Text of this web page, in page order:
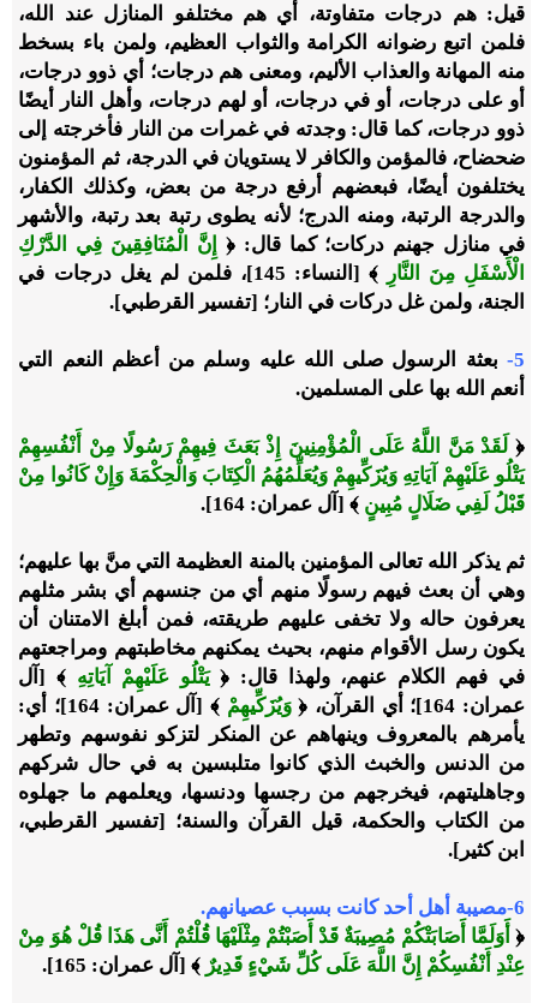
قيل: هم درجات متفاوتة، أي هم مختلفو المنازل عند الله،
فلمن اتبع رضوانه الكرامة والثواب العظيم، ولمن باء بسخط
منه المهانة والعذاب الأليم، ومعنى هم درجات؛ أي ذوو درجات،
أو على درجات، أو في درجات، أو لهم درجات، وأهل النار أيضًا
ذوو درجات، كما قال: وجدته في غمرات من النار فأخرجته إلى
ضحضاح، فالمؤمن والكافر لا يستويان في الدرجة، ثم المؤمنون
يختلفون أيضًا، فبعضهم أرفع درجة من بعض، وكذلك الكفار،
والدرجة الرتبة، ومنه الدرج؛ لأنه يطوى رتبة بعد رتبة، والأشهر
في منازل جهنم دركات؛ كما قال: ﴿ إِنَّ الْمُنَافِقِينَ فِي الدَّرْكِ
الْأَسْفَلِ مِنَ النَّارِ
﴾ [النساء: 145]، فلمن لم يغل درجات في
الجنة، ولمن غل دركات في النار؛ [تفسير القرطبي].
5-
بعثة الرسول صلى الله عليه وسلم من أعظم النعم التي
أنعم الله بها على المسلمين.
﴿ لَقَدْ مَنَّ اللَّهُ عَلَى الْمُؤْمِنِينَ إِذْ بَعَثَ فِيهِمْ رَسُولًا مِنْ أَنْفُسِهِمْ
يَتْلُو عَلَيْهِمْ آيَاتِهِ وَيُزَكِّيهِمْ وَيُعَلِّمُهُمُ الْكِتَابَ وَالْحِكْمَةَ وَإِنْ كَانُوا مِنْ
قَبْلُ لَفِي ضَلَالٍ مُبِينٍ ﴾ [آل عمران: 164].
ثم يذكر الله تعالى المؤمنين بالمنة العظيمة التي منَّ بها عليهم؛
وهي أن بعث فيهم رسولًا منهم أي من جنسهم أي بشر مثلهم
يعرفون حاله ولا تخفى عليهم طريقته، فمن أبلغ الامتنان أن
يكون رسل الأقوام منهم، بحيث يمكنهم مخاطبتهم ومراجعتهم
في فهم الكلام عنهم، ولهذا قال: ﴿يَتْلُو عَلَيْهِمْ آيَاتِهِ ﴾ [آل
عمران: 164]؛ أي القرآن، ﴿
وَيُزَكِّيهِمْ
﴾ [آل عمران: 164]؛ أي:
يأمرهم بالمعروف وينهاهم عن المنكر لتزكو نفوسهم وتطهر
من الدنس والخبث الذي كانوا متلبسين به في حال شركهم
وجاهليتهم، فيخرجهم من رجسها ودنسها، ويعلمهم ما جهلوه
من الكتاب والحكمة، قيل القرآن والسنة؛ [تفسير القرطبي،
ابن كثير].
6-مصيبة أهل أحد كانت بسبب عصيانهم.
﴿ أَوَلَمَّا أَصَابَتْكُمْ مُصِيبَةٌ قَدْ أَصَبْتُمْ مِثْلَيْهَا قُلْتُمْ أَنَّى هَذَا قُلْ هُوَ مِنْ
عِنْدِ أَنْفُسِكُمْ إِنَّ اللَّهَ عَلَى كُلِّ شَيْءٍ قَدِيرٌ ﴾ [آل عمران: 165].